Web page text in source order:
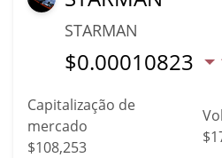
STARMAN
$0.00010823
Capitalização de
mercado
$108,253